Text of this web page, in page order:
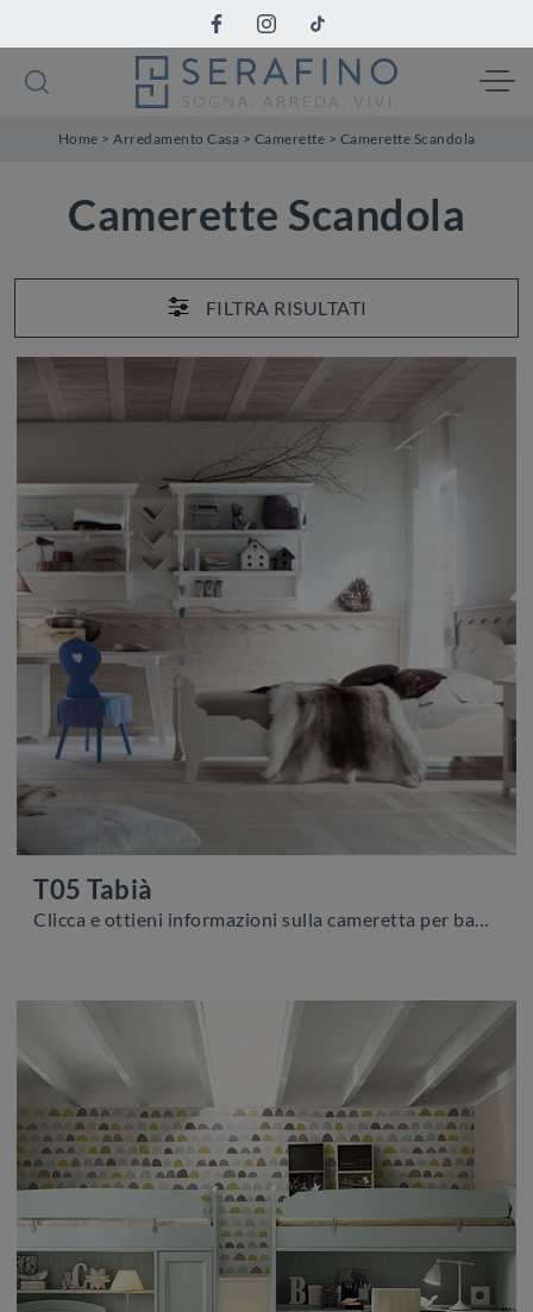
Home > Arredamento Casa > Camerette > Camerette Scandola
Camerette Scandola
FILTRA RISULTATI
T05 Tabià
Clicca e ottieni informazioni sulla cameretta per bambine T05 Tabià! Le Camerette componibili Scandola ti attendono.